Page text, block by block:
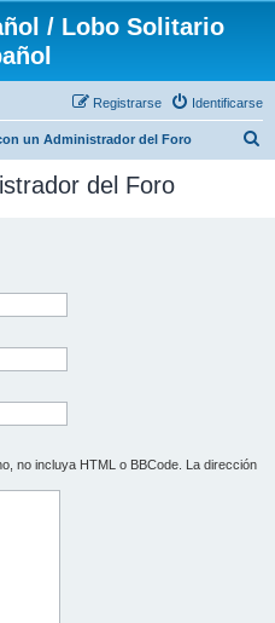
/ Lobo Solitario
Identificarse
Registrarse
un Administrador del Foro
del Foro
no incluya HTML o BBCode. La dirección